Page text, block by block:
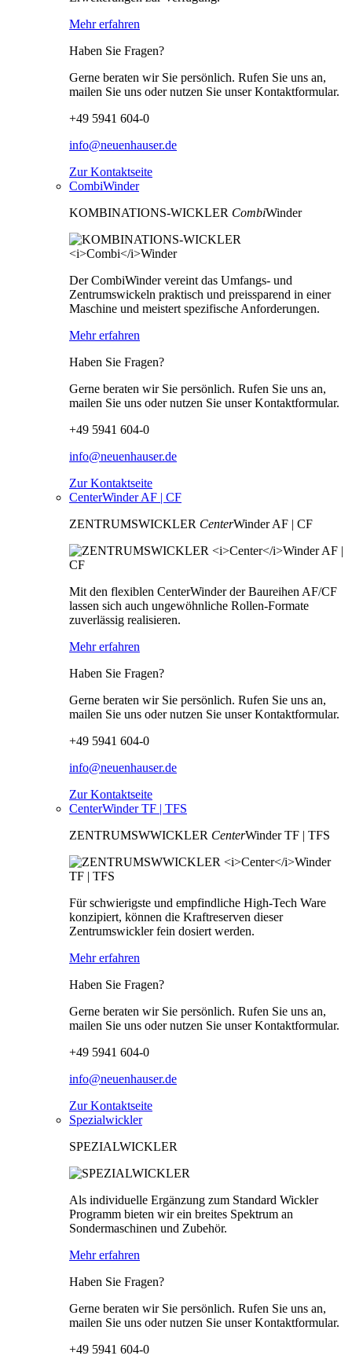
Mehr erfahren
Haben Sie Fragen?
Gerne beraten wir Sie persönlich. Rufen Sie uns an,
mailen Sie uns oder nutzen Sie unser Kontaktformular.
+49 5941 604-0
info@neuenhauser.de
Zur Kontaktseite
CombiWinder
KOMBINATIONS-WICKLER CombiWinder
Der CombiWinder vereint das Umfangs- und
Zentrumswickeln praktisch und preissparend in einer
Maschine und meistert spezifische Anforderungen.
Mehr erfahren
Haben Sie Fragen?
Gerne beraten wir Sie persönlich. Rufen Sie uns an,
mailen Sie uns oder nutzen Sie unser Kontaktformular.
+49 5941 604-0
info@neuenhauser.de
Zur Kontaktseite
CenterWinder AF | CF
ZENTRUMSWICKLER CenterWinder AF | CF
Mit den flexiblen CenterWinder der Baureihen AF/CF
lassen sich auch ungewöhnliche Rollen-Formate
zuverlässig realisieren.
Mehr erfahren
Haben Sie Fragen?
Gerne beraten wir Sie persönlich. Rufen Sie uns an,
mailen Sie uns oder nutzen Sie unser Kontaktformular.
+49 5941 604-0
info@neuenhauser.de
Zur Kontaktseite
CenterWinder TF | TFS
ZENTRUMSWWICKLER CenterWinder TF | TFS
Für schwierigste und empfindliche High-Tech Ware
konzipiert, können die Kraftreserven dieser
Zentrumswickler fein dosiert werden.
Mehr erfahren
Haben Sie Fragen?
Gerne beraten wir Sie persönlich. Rufen Sie uns an,
mailen Sie uns oder nutzen Sie unser Kontaktformular.
+49 5941 604-0
info@neuenhauser.de
Zur Kontaktseite
Spezialwickler
SPEZIALWICKLER
Als individuelle Ergänzung zum Standard Wickler
Programm bieten wir ein breites Spektrum an
Sondermaschinen und Zubehör.
Mehr erfahren
Haben Sie Fragen?
Gerne beraten wir Sie persönlich. Rufen Sie uns an,
mailen Sie uns oder nutzen Sie unser Kontaktformular.
+49 5941 604-0